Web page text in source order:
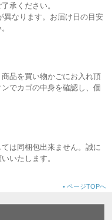
承ください。
なります。お届け日の目安
品を買い物かごにお入れ頂
でカゴの中身を確認し、個
は同梱包出来ません。誠に
いたします。
• ページTOPへ